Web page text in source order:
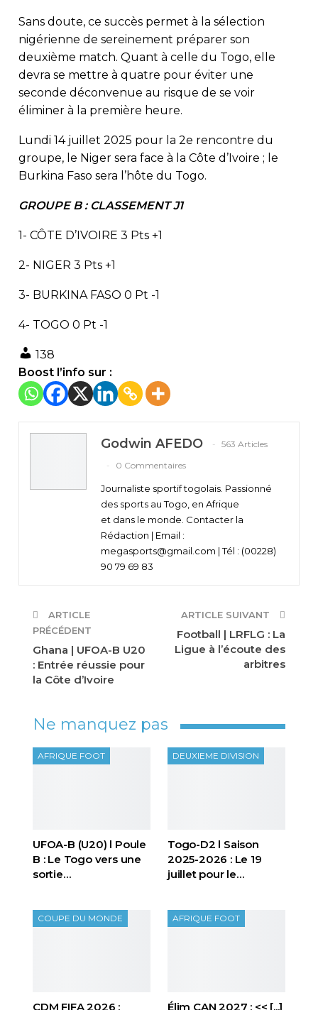
Sans doute, ce succès permet à la sélection
nigérienne de sereinement préparer son
deuxième match. Quant à celle du Togo, elle
devra se mettre à quatre pour éviter une
seconde déconvenue au risque de se voir
éliminer à la première heure.
Lundi 14 juillet 2025 pour la 2e rencontre du
groupe, le Niger sera face à la Côte d’Ivoire ; le
Burkina Faso sera l’hôte du Togo.
GROUPE B : CLASSEMENT J1
1- CÔTE D’IVOIRE 3 Pts +1
2- NIGER 3 Pts +1
3- BURKINA FASO 0 Pt -1
4- TOGO 0 Pt -1
138
Boost l’info sur :
Godwin AFEDO
563 Articles
0 Commentaires
Journaliste sportif togolais. Passionné
des sports au Togo, en Afrique
et dans le monde. Contacter la
Rédaction | Email :
megasports@gmail.com | Tél : (00228)
90 79 69 83
ARTICLE
PRÉCÉDENT
Ghana | UFOA-B U20
: Entrée réussie pour
la Côte d’Ivoire
ARTICLE SUIVANT
Football | LRFLG : La
Ligue à l’écoute des
arbitres
Ne manquez pas
AFRIQUE FOOT
UFOA-B (U20) l Poule
B : Le Togo vers une
sortie…
DEUXIEME DIVISION
Togo-D2 l Saison
2025-2026 : Le 19
juillet pour le…
COUPE DU MONDE
CDM FIFA 2026 :
AFRIQUE FOOT
Élim CAN 2027 : << [...]